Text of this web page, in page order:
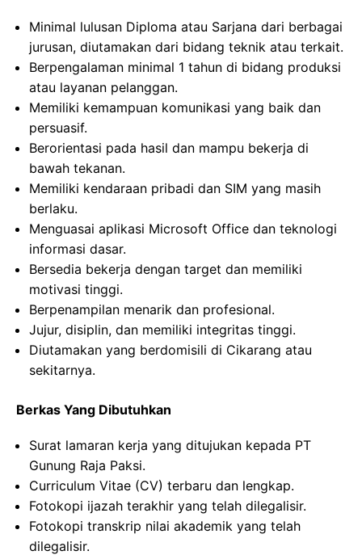
Minimal lulusan Diploma atau Sarjana dari berbagai
jurusan, diutamakan dari bidang teknik atau terkait.
Berpengalaman minimal 1 tahun di bidang produksi
atau layanan pelanggan.
Memiliki kemampuan komunikasi yang baik dan
persuasif.
Berorientasi pada hasil dan mampu bekerja di
bawah tekanan.
Memiliki kendaraan pribadi dan SIM yang masih
berlaku.
Menguasai aplikasi Microsoft Office dan teknologi
informasi dasar.
Bersedia bekerja dengan target dan memiliki
motivasi tinggi.
Berpenampilan menarik dan profesional.
Jujur, disiplin, dan memiliki integritas tinggi.
Diutamakan yang berdomisili di Cikarang atau
sekitarnya.
Berkas Yang Dibutuhkan
Surat lamaran kerja yang ditujukan kepada PT
Gunung Raja Paksi.
Curriculum Vitae (CV) terbaru dan lengkap.
Fotokopi ijazah terakhir yang telah dilegalisir.
Fotokopi transkrip nilai akademik yang telah
dilegalisir.